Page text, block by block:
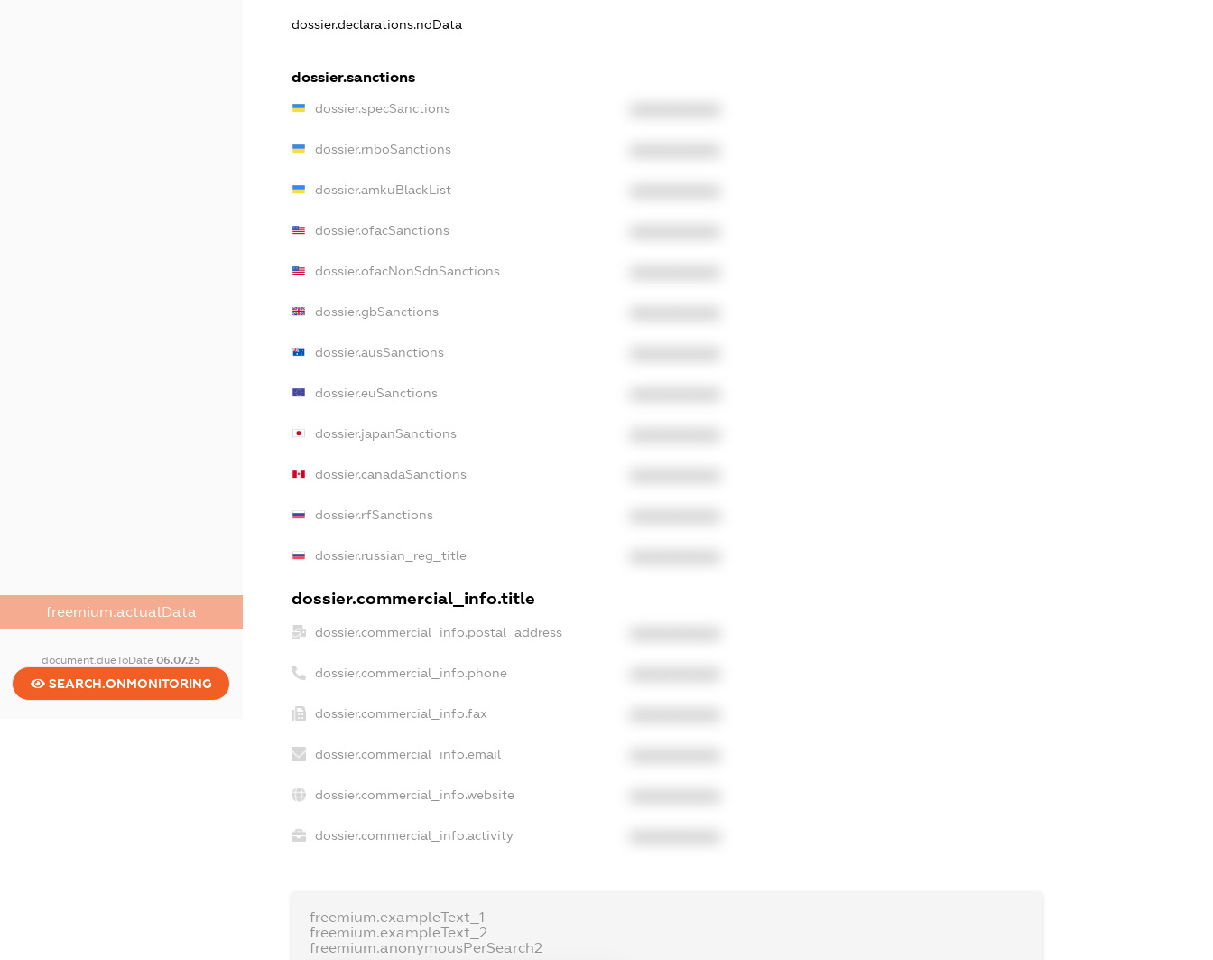
freemium.actualData
document.dueToDate06.07.25
SEARCH.ONMONITORING
dossier.declarations.noData
dossier.sanctions
dossier.specSanctions
dossier.rnboSanctions
dossier.amkuBlackList
dossier.ofacSanctions
dossier.ofacNonSdnSanctions
dossier.gbSanctions
dossier.ausSanctions
dossier.euSanctions
dossier.japanSanctions
dossier.canadaSanctions
dossier.rfSanctions
dossier.russian_reg_title
dossier.commercial_info.title
dossier.commercial_info.postal_address
dossier.commercial_info.phone
dossier.commercial_info.fax
dossier.commercial_info.email
dossier.commercial_info.website
dossier.commercial_info.activity
freemium.exampleText_1
freemium.exampleText_2
freemium.anonymousPerSearch2